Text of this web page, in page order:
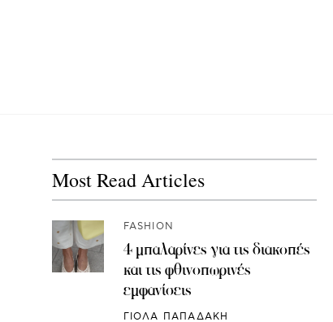
Most Read Articles
FASHION
4 μπαλαρίνες για τις διακοπές
και τις φθινοπωρινές
εμφανίσεις
ΓΙΟΛΑ ΠΑΠΑΔΑΚΗ